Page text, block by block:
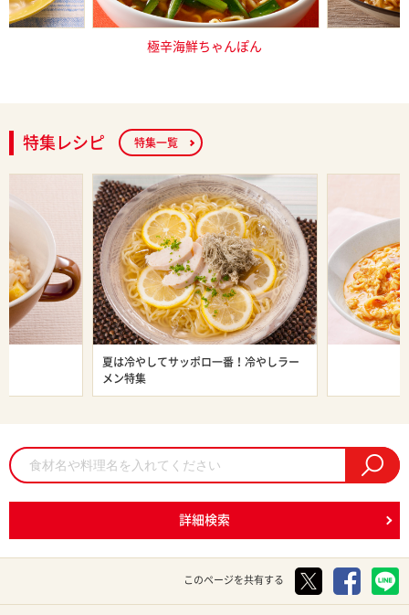
極辛海鮮ちゃんぽん
特集レシピ 特集一覧
夏は冷やしてサッポロ一番！冷やしラー
メン特集
詳細検索
このページを共有する